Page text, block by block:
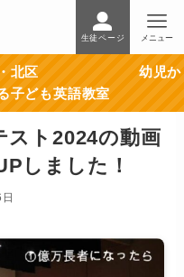
生徒ページ メニュー
田区・北区 幼児か
子ども英語教室
スト2024の動画
しました！